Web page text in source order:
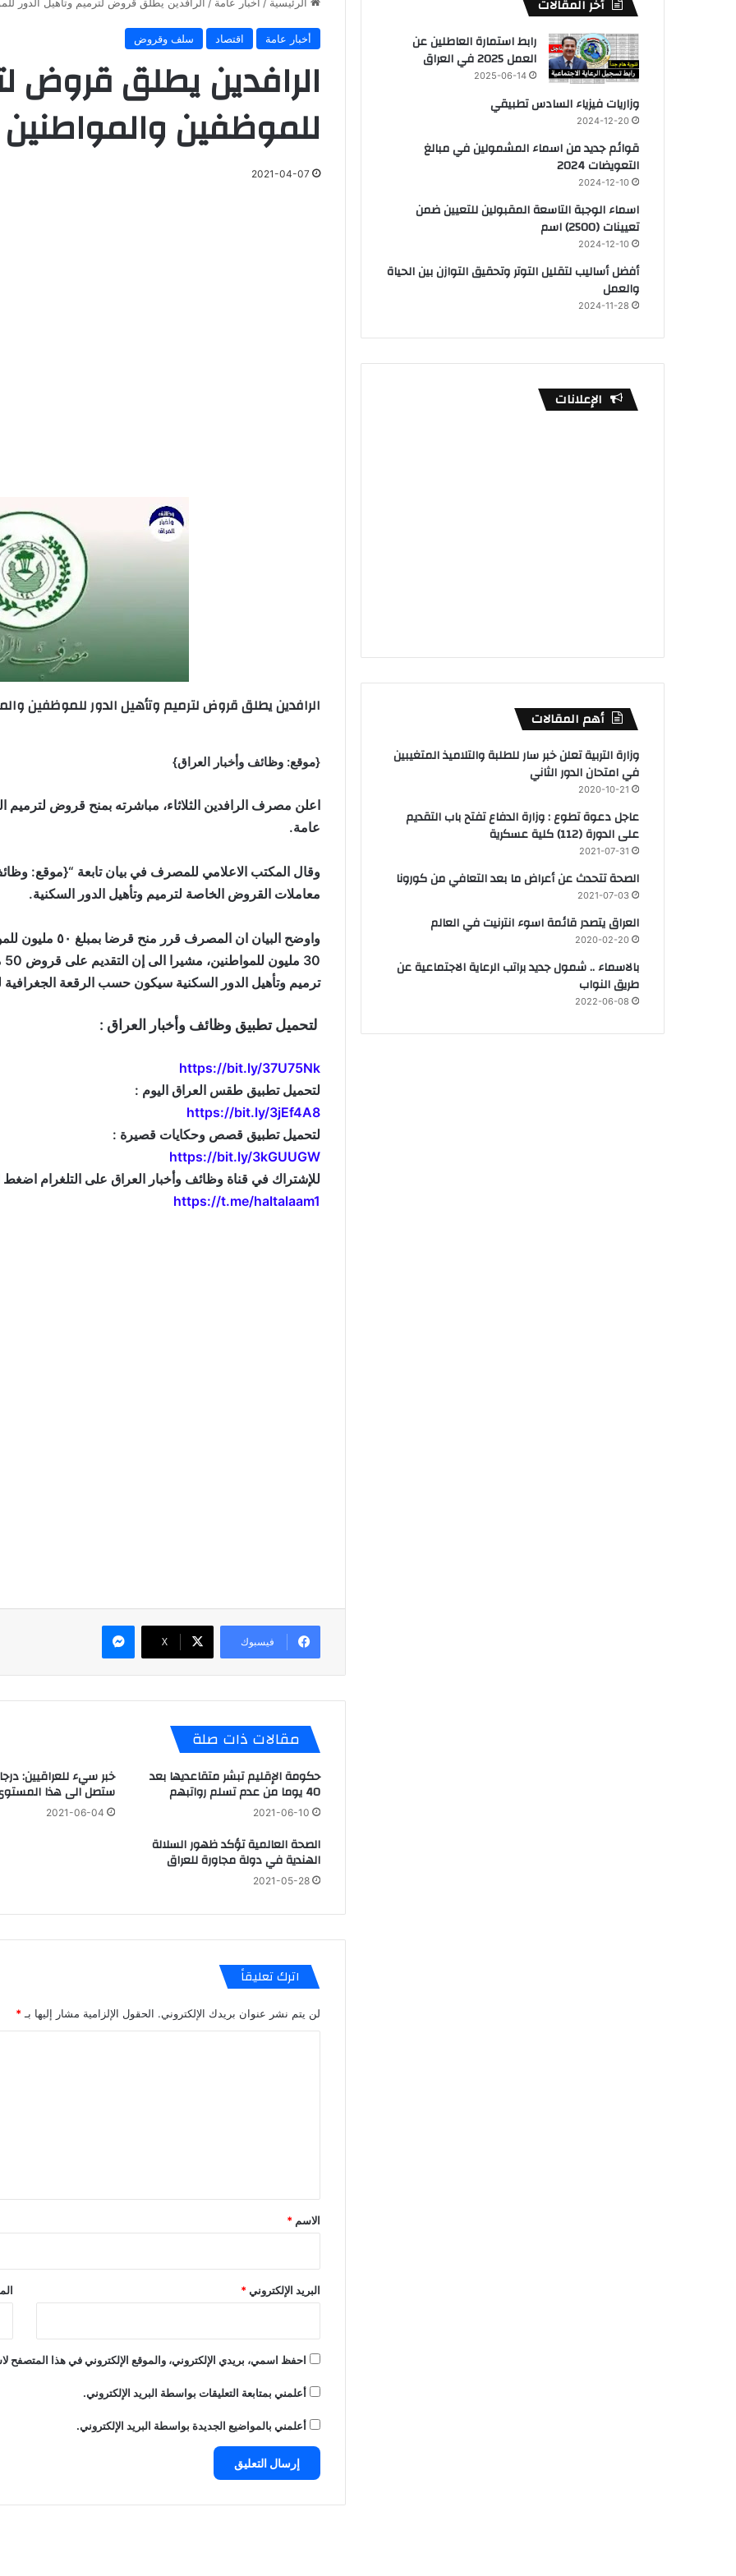
أخبار عامة اقتصاد سلف وقروض
الرافدين يطلق قروض
للموظفين والمواطنين
2021-04-07
الرافدين يطلق قروض لترميم وتأهيل الدور للموظفين
{موقع: وظائف وأخبار العراق}
اعلن مصرف الرافدين الثلاثاء، مباشرته بمنح قروض لترميم
عامة.
وقال المكتب الاعلامي للمصرف في بيان تابعة “{موقع:
معاملات القروض الخاصة لترميم وتأهيل الدور السكنية.
واوضح البيان ان
ترميم وتأهيل الدور السكنية سيكون حسب الرقعة
لتحميل تطبيق وظائف وأخبار العراق :
https://bit.ly/37U75Nk
لتحميل تطبيق طقس العراق اليوم :
https://bit.ly/3jEf4A8
لتحميل تطبيق قصص وحكايات قصيرة :
https://bit.ly/3kGUUGW
للإشتراك في قناة وظائف وأخبار العراق على التلغرام اضغط
https://t.me/haltalaam1
فيسبوك X
ماسنجر
مقالات ذات صلة
حكومة الإقليم تبشر متقاعديها بعد
40 يوما من عدم تسلم رواتبهم
2021-06-10
خبر سيء للعراقيين:
ستصل الى هذا
2021-06-04
الصحة العالمية تؤكد ظهور السلالة
الهندية في دولة مجاورة للعراق
2021-05-28
اترك تعليقاً
لن يتم نشر عنوان بريدك الإلكتروني. الحقول الإلزامية مشار إليها بـ *
*
الاسم *
البريد الإلكتروني*
احفظ اسمي، بريدي الإلكتروني، والموقع الإلكتروني في هذا المتصفح
أعلمني بمتابعة التعليقات بواسطة البريد الإلكتروني.
أعلمني بالمواضيع الجديدة بواسطة البريد الإلكتروني.
أخر المقالات
رابط استمارة العاطلين عن
العمل 2025 في العراق
2025-06-14
وزاريات فيزياء السادس تطبيقي
2024-12-20
قوائم جديد من اسماء المشمولين في مبالغ
التعويضات 2024
2024-12-10
اسماء الوجبة التاسعة المقبولين للتعيين ضمن
تعيينات (2500) اسم
2024-12-10
أفضل أساليب لتقليل التوتر وتحقيق التوازن بين الحياة
والعمل
2024-11-28
الإعلانات
أهم المقالات
وزارة التربية تعلن خبر سار للطلبة والتلاميذ المتغيبين
في امتحان الدور الثاني
2020-10-21
عاجل دعوة تطوع : وزارة الدفاع تفتح باب التقديم
على الدورة (112) كلية عسكرية
2021-07-31
الصحة تتحدث عن أعراض ما بعد التعافي من كورونا
2021-07-03
العراق يتصدر قائمة اسوء انترنيت في العالم
2020-02-20
بالاسماء .. شمول جديد براتب الرعاية الاجتماعية عن
طريق النواب
2022-06-08